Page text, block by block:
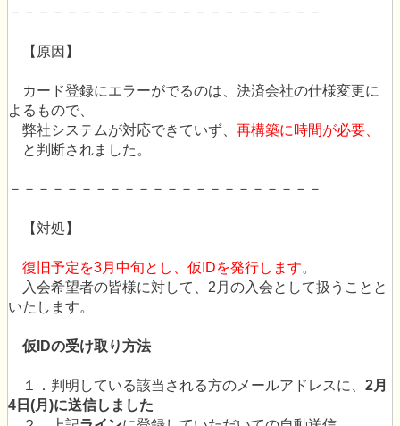
－－－－－－－－－－－－－－－－－－－－－－
【原因】
カード登録にエラーがでるのは、決済会社の仕様変更に
よるもので、
弊社システムが対応できていず、 再構築に時間が必要、
と判断されました。
－－－－－－－－－－－－－－－－－－－－－－
【対処】
復旧予定を3月中旬とし、仮IDを発行します。
入会希望者の皆様に対して、2月の入会として扱うことと
いたします。
仮IDの受け取り方法
１．判明している該当される方のメールアドレスに、 2月
4日(月)に送信しました